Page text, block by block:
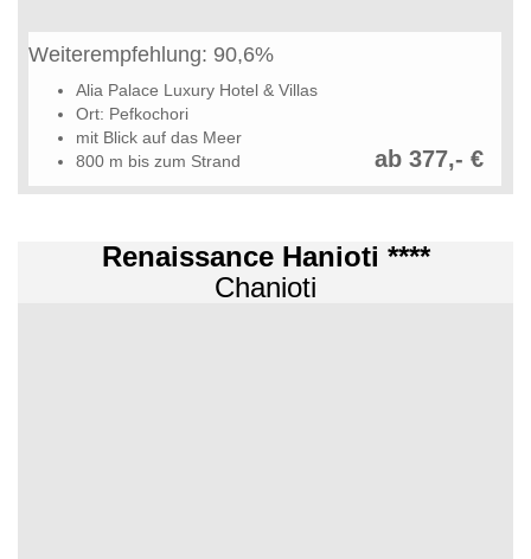
Weiterempfehlung: 90,6%
Alia Palace Luxury Hotel & Villas
Ort: Pefkochori
mit Blick auf das Meer
800 m bis zum Strand
ab 377,- €
Renaissance Hanioti ****
Chanioti